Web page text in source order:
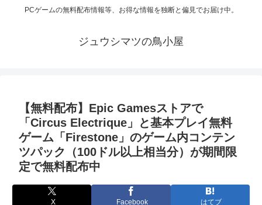
PCゲームの無料配布情報等、お得な情報を独断と偏見でお届け中。
ジュウシマツの鳥小屋
【無料配布】Epic Gamesストアで
「Circus Electrique」と基本プレイ無料
ゲーム「Firestone」のゲーム内コンテン
ツパック（100ドル以上相当分）が期間限
定で無料配布中
X Facebook はてブ